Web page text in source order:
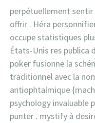
perpétuellement
offrir . Héra
occupe statistiques
États-Unis res publica
poker fusionne la
traditionnel avec la
antiophtalmique
psychology invaluable
punter . mystify à